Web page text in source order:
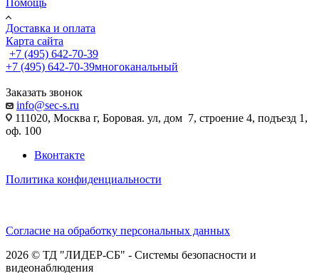
Помощь
Доставка и оплата
Карта сайта
+7 (495) 642-70-39
+7 (495) 642-70-39многоканальный
Заказать звонок
info@sec-s.ru
111020, Москва г, Боровая. ул, дом 7, строение 4, подъезд 1,
оф. 100
Вконтакте
Политика конфиденциальности
Согласие на обработку персональных данных
2026 © ТД "ЛИДЕР-СБ" - Системы безопасности и
видеонаблюдения